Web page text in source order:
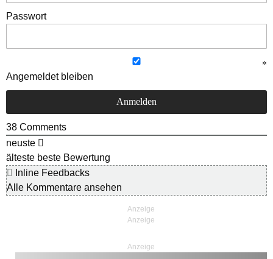
Passwort
Angemeldet bleiben
38 Comments
neuste
älteste beste Bewertung
Inline Feedbacks
Alle Kommentare ansehen
Anzeige